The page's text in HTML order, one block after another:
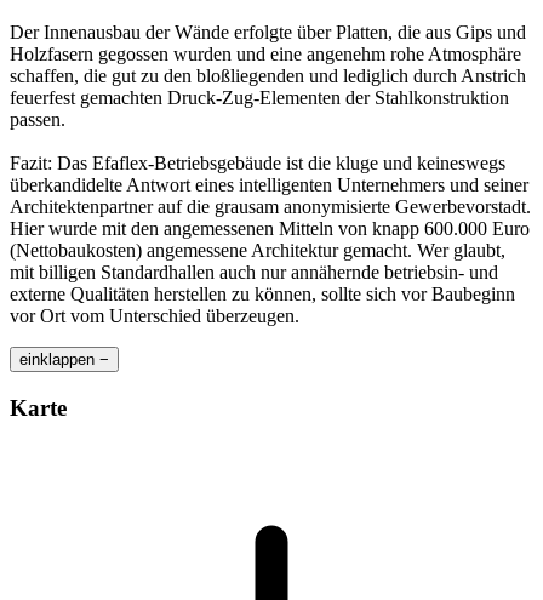
Der Innenausbau der Wände erfolgte über Platten, die aus Gips und
Holzfasern gegossen wurden und eine angenehm rohe Atmosphäre
schaffen, die gut zu den bloßliegenden und lediglich durch Anstrich
feuerfest gemachten Druck-Zug-Elementen der Stahlkonstruktion
passen.
Fazit: Das Efaflex-Betriebsgebäude ist die kluge und keineswegs
überkandidelte Antwort eines intelligenten Unternehmers und seiner
Architektenpartner auf die grausam anonymisierte Gewerbevorstadt.
Hier wurde mit den angemessenen Mitteln von knapp 600.000 Euro
(Nettobaukosten) angemessene Architektur gemacht. Wer glaubt,
mit billigen Standardhallen auch nur annähernde betriebsin- und
externe Qualitäten herstellen zu können, sollte sich vor Baubeginn
vor Ort vom Unterschied überzeugen.
einklappen −
Karte